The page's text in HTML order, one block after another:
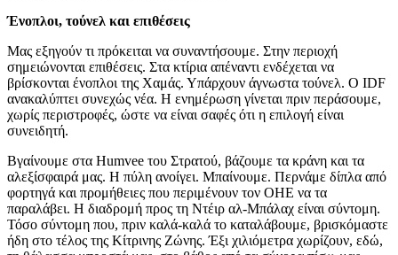
Ένοπλοι, τούνελ και επιθέσεις
Μας εξηγούν τι πρόκειται να συναντήσουμε. Στην περιοχή
σημειώνονται επιθέσεις. Στα κτίρια απέναντι ενδέχεται να
βρίσκονται ένοπλοι της Χαμάς. Υπάρχουν άγνωστα τούνελ. Ο IDF
ανακαλύπτει συνεχώς νέα. Η ενημέρωση γίνεται πριν περάσουμε,
χωρίς περιστροφές, ώστε να είναι σαφές ότι η επιλογή είναι
συνειδητή.
Βγαίνουμε στα Humvee του Στρατού, βάζουμε τα κράνη και τα
αλεξίσφαιρά μας. Η πύλη ανοίγει. Μπαίνουμε. Περνάμε δίπλα από
φορτηγά και προμήθειες που περιμένουν τον ΟΗΕ να τα
παραλάβει. Η διαδρομή προς τη Ντέιρ αλ-Μπάλαχ είναι σύντομη.
Τόσο σύντομη που, πριν καλά-καλά το καταλάβουμε, βρισκόμαστε
ήδη στο τέλος της Κίτρινης Ζώνης. Έξι χιλιόμετρα χωρίζουν, εδώ,